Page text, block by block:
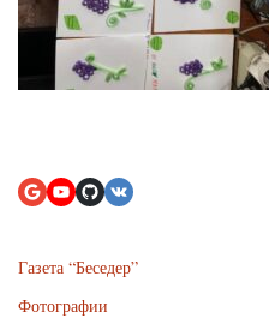
Газета “Беседер”
Фотографии